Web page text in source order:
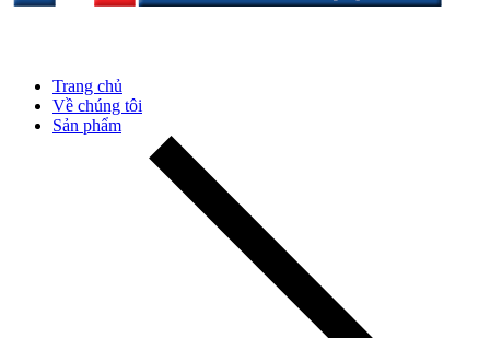
Trang chủ
Về chúng tôi
Sản phẩm